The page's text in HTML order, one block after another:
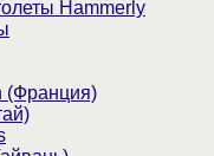
Hammerly
(Франция)